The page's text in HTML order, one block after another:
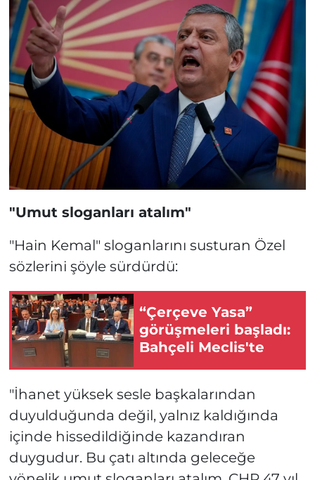
"Umut sloganları atalım"
"Hain Kemal" sloganlarını susturan Özel
sözlerini şöyle sürdürdü:
“Çerçeve Yasa”
görüşmeleri başladı:
Bahçeli Meclis'te
"İhanet yüksek sesle başkalarından
duyulduğunda değil, yalnız kaldığında
içinde hissedildiğinde kazandıran
duygudur. Bu çatı altında geleceğe